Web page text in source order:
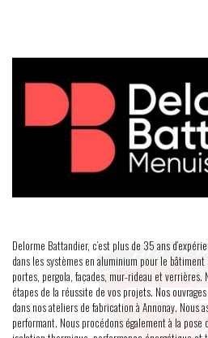
Delorme Battandier, c’est plus de 35 ans
dans les systèmes en aluminium pour le
portes, pergola, façades, mur-rideau et
étapes de la réussite de vos projets. Nos
dans nos ateliers de fabrication à Annonay. Nous
performant. Nous procédons également à la